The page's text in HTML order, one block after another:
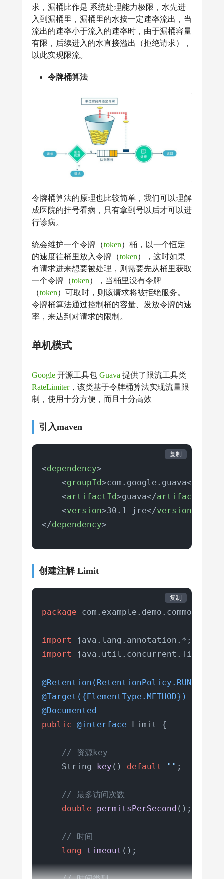
求，漏桶比作是 系统处理能力极限，水先进
入到漏桶里，漏桶里的水按一定速率流出，当
流出的速率小于流入的速率时，由于漏桶容量
有限，后续进入的水直接溢出（拒绝请求），
以此实现限流。
令牌桶算法
令牌桶算法的原理也比较简单，我们可以理解
成医院的挂号看病，只有拿到号以后才可以进
行诊病。
统会维护一个令牌（token）桶，以一个恒定
的速度往桶里放入令牌（token），这时如果
有请求进来想要被处理，则需要先从桶里获取
一个令牌（token），当桶里没有令牌
（token）可取时，则该请求将被拒绝服务。
令牌桶算法通过控制桶的容量、发放令牌的速
率，来达到对请求的限制。
单机模式
Google 开源工具包 Guava 提供了限流工具类
RateLimiter，该类基于令牌桶算法实现流量限
制，使用十分方便，而且十分高效
引入maven
<dependency>
<groupId>com.google.guava</
<artifactId>guava</artifactId
<version>30.1-jre</version
</dependency>
复制
创建注解 Limit
package
import
import
@Retention(RetentionPolicy.RUNTIME)
@Target({ElementType.METHOD})
@Documented
public @interface Limit {
// 资源key
    String
key () default "" ;
// 最多访问次数
double
permitsPerSecond () ;
// 时间
long
timeout () ;
复制